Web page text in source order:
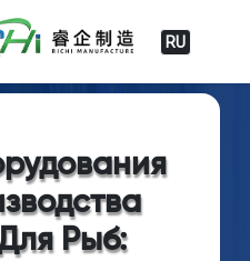
RU
Рыб: